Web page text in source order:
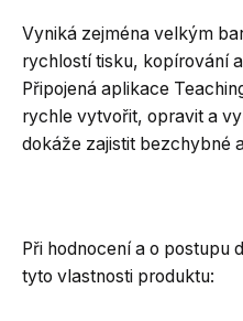
Vyniká zejména velkým
rychlostí tisku, kopírování
Připojená aplikace
rychle vytvořit, opravit a
dokáže zajistit bezchybné
Při hodnocení a o postupu
tyto vlastnosti produktu: